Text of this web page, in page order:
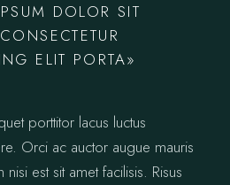
DOLOR SIT
ELIT PORTA»
porttitor lacus luctus
Orci ac auctor augue mauris
est sit amet facilisis. Risus